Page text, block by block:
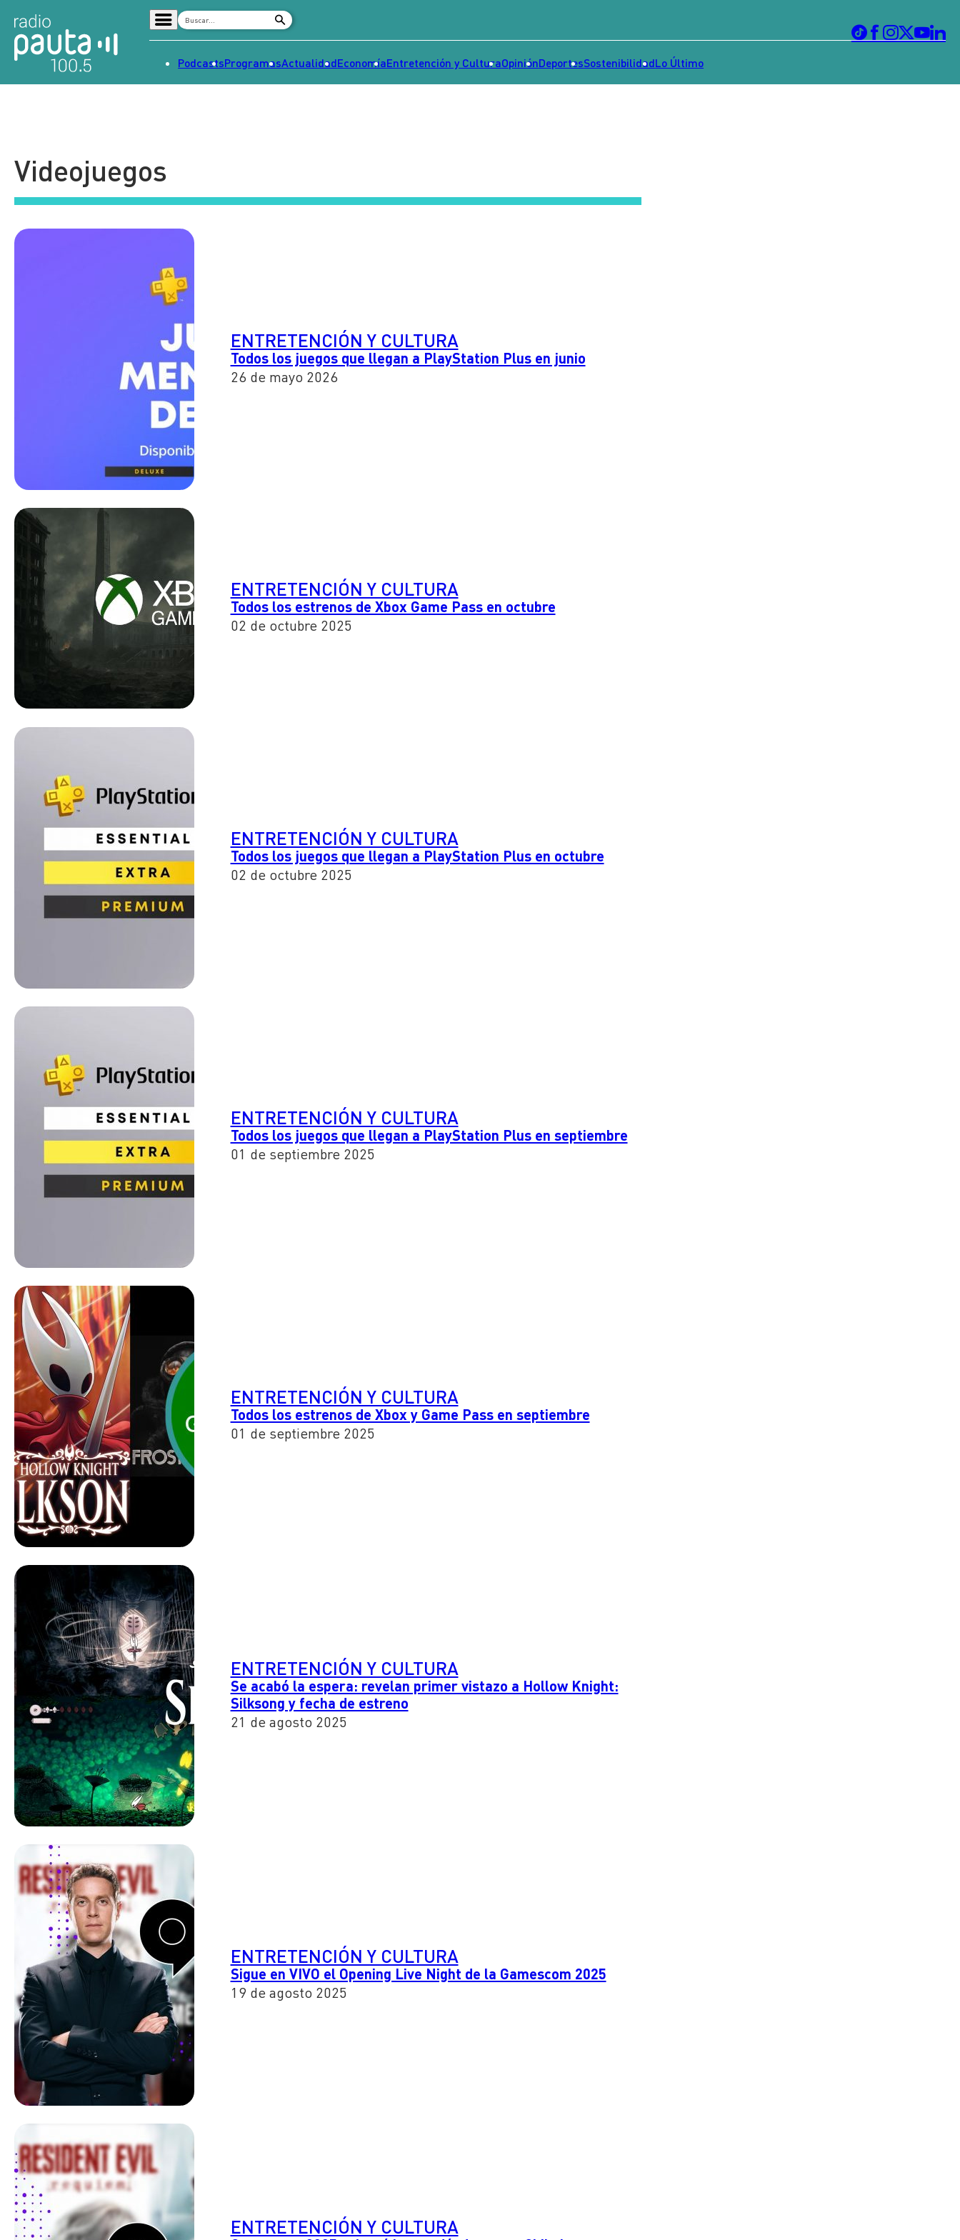
Señal 2
Tendencias
Dato en Pauta
Contenido Patrocinado
PodcastsProgramasActualidadEconomíaEntretención y CulturaOpiniónDeportesSostenibilidadLo Último
Videojuegos
ENTRETENCIÓN Y CULTURA
Todos los juegos que llegan a PlayStation Plus en junio
26 de mayo 2026
ENTRETENCIÓN Y CULTURA
Todos los estrenos de Xbox Game Pass en octubre
02 de octubre 2025
ENTRETENCIÓN Y CULTURA
Todos los juegos que llegan a PlayStation Plus en octubre
02 de octubre 2025
ENTRETENCIÓN Y CULTURA
Todos los juegos que llegan a PlayStation Plus en septiembre
01 de septiembre 2025
ENTRETENCIÓN Y CULTURA
Todos los estrenos de Xbox y Game Pass en septiembre
01 de septiembre 2025
ENTRETENCIÓN Y CULTURA
Se acabó la espera: revelan primer vistazo a Hollow Knight:
Silksong y fecha de estreno
21 de agosto 2025
ENTRETENCIÓN Y CULTURA
Sigue en VIVO el Opening Live Night de la Gamescom 2025
19 de agosto 2025
ENTRETENCIÓN Y CULTURA